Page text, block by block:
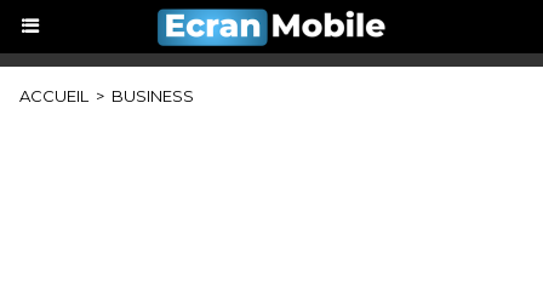
ACCUEIL > BUSINESS